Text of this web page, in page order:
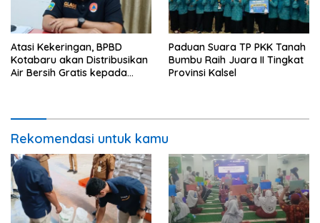
Atasi Kekeringan, BPBD
Kotabaru akan Distribusikan
Air Bersih Gratis kepada
Paduan Suara TP PKK Tanah
Bumbu Raih Juara II Tingkat
Provinsi Kalsel
Rekomendasi untuk kamu